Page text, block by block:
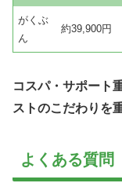
がくぶ
ん
約39,900円
コスパ・サポート
ストのこだわりを
よくある質問